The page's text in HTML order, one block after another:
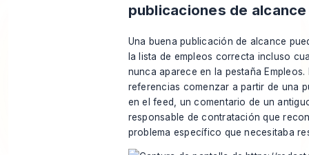
publicaciones de
Una buena publicación de alcance
la lista de empleos correcta incluso
nunca aparece en la pestaña Empleos.
referencias comenzar a partir de una
en el feed, un comentario de un
responsable de contratación que
problema específico que necesitaba